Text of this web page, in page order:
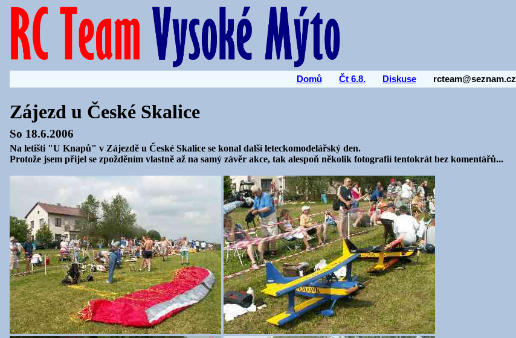
Domů Čt 6.8. Diskusercteam@seznam.cz
Zájezd u České Skalice
So 18.6.2006
Na letišti "U Knapů" v Zájezdě u České Skalice se konal další leteckomodelářský den.
Protože jsem přijel se zpožděním vlastně až na samý závěr akce, tak alespoň několik fotografií tentokrát bez komentářů...